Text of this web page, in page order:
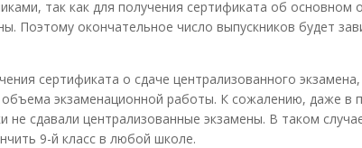
так как для получения сертификата об основном
Поэтому окончательное число выпускников будет
сертификата о сдаче централизованного
экзаменационной работы. К сожалению, даже в
не сдавали централизованные экзамены. В таком
9-й класс в любой школе.